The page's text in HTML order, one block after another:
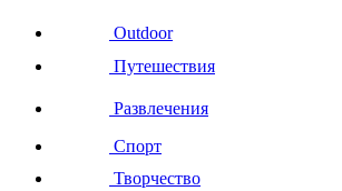
Outdoor
Путешествия
Развлечения
Спорт
Творчество